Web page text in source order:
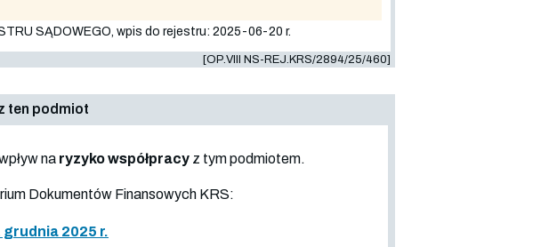
SĄDOWEGO, wpis do rejestru: 2025-06-20 r.
[OP.VIII NS-REJ.KRS/2894/25/460]
ten podmiot
na ryzyko współpracy z tym podmiotem.
Dokumentów Finansowych KRS:
2025 r.